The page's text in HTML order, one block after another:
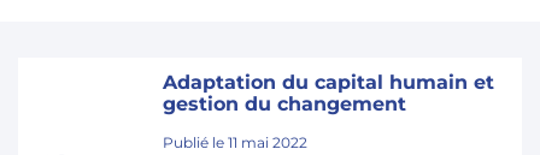
Adaptation du capital humain et
gestion du changement
Publié le 11 mai 2022